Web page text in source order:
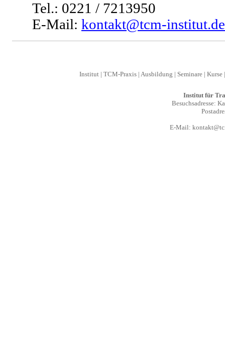
Tel.: 0221 / 7213950
E-Mail: kontakt@tcm-institut.de
Institut| TCM-Praxis| Ausbildung | Seminare| Kurse
Institut für
Besuchsadresse:
E-Mail: